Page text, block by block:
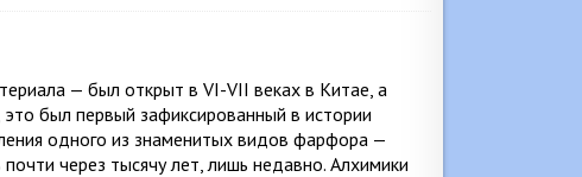
— был открыт в VI-VII веках в Китае, а
был первый зафиксированный в истории
одного из знаменитых видов фарфора —
через тысячу лет, лишь недавно. Алхимики